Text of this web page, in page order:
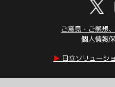
ご意見・ご感想
個人情報
▶︎ 日立ソリューシ